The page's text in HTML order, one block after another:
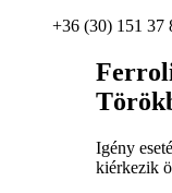
+36 (30) 151 37
Igény
kiérkezik